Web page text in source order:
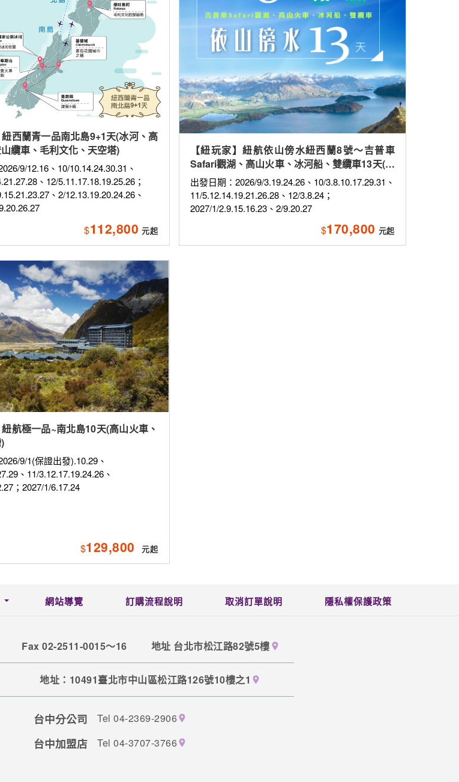
紐西蘭青一品南北島9+1天(冰河、高
纜車、毛利文化、天空塔)
9/12.16、10/10.14.24.30.31、
、12/5.11.17.18.19.25.26；
、2/12.13.19.20.24.26、
$112,800
【紐玩家】紐航依山傍水紐西蘭8號～吉普車
Safari觀湖、高山火車、冰河船、雙纜車13天(含
小費)保證入住隱士飯店
出發日期：2026/9/3.19.24.26、10/3.8.10.17.29.31、
11/5.12.14.19.21.26.28、12/3.8.24；
2027/1/2.9.15.16.23、2/9.20.27
$170,800
紐航極一品~南北島10天(高山火車、
9/1(保證出發).10.29、
、11/3.12.17.19.24.26、
；2027/1/6.17.24
$129,800
網站導覽 訂購流程說明 取消訂單說明 隱私權保護政策
Fax 02-2511-0015～16 地址 台北市松江路82號5樓
地址：10491臺北市中山區松江路126號10樓之1
台中分公司 Tel 04-2369-2906
台中加盟店 Tel 04-3707-3766